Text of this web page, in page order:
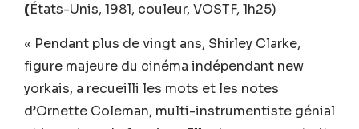
(États-Unis, 1981, couleur, VOSTF, 1h25)
« Pendant plus de vingt ans, Shirley Clarke,
figure majeure du cinéma indépendant new
yorkais, a recueilli les mots et les notes
d’Ornette Coleman, multi-instrumentiste génial